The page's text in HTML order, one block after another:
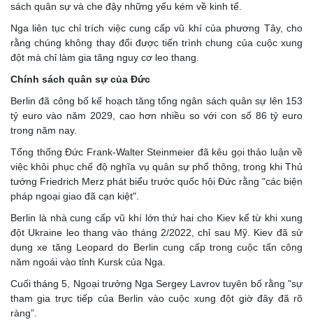
sách quân sự và che đậy những yếu kém về kinh tế.
Nga liên tục chỉ trích việc cung cấp vũ khí của phương Tây, cho
rằng chúng không thay đổi được tiến trình chung của cuộc xung
đột mà chỉ làm gia tăng nguy cơ leo thang.
Chính sách quân sự của Đức
Berlin đã công bố kế hoạch tăng tổng ngân sách quân sự lên 153
tỷ euro vào năm 2029, cao hơn nhiều so với con số 86 tỷ euro
trong năm nay.
Tổng thống Đức Frank-Walter Steinmeier đã kêu gọi thảo luận về
việc khôi phục chế độ nghĩa vụ quân sự phổ thông, trong khi Thủ
tướng Friedrich Merz phát biểu trước quốc hội Đức rằng "các biện
pháp ngoại giao đã cạn kiệt".
Berlin là nhà cung cấp vũ khí lớn thứ hai cho Kiev kể từ khi xung
đột Ukraine leo thang vào tháng 2/2022, chỉ sau Mỹ. Kiev đã sử
dụng xe tăng Leopard do Berlin cung cấp trong cuộc tấn công
năm ngoái vào tỉnh Kursk của Nga.
Cuối tháng 5, Ngoại trưởng Nga Sergey Lavrov tuyên bố rằng "sự
tham gia trực tiếp của Berlin vào cuộc xung đột giờ đây đã rõ
ràng”.